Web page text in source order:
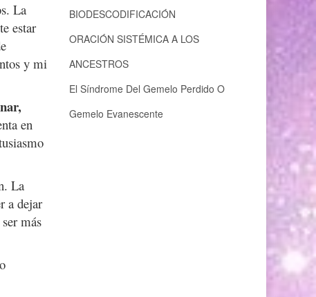
La
estar
y mi
en
La
a dejar
más
BIODESCODIFICACIÓN
ORACIÓN SISTÉMICA A LOS
ANCESTROS
El Síndrome Del Gemelo Perdido O
Gemelo Evanescente